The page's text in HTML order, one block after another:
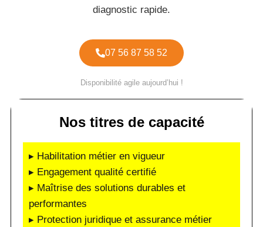
diagnostic rapide.
07 56 87 58 52
Disponibilité agile aujourd’hui !
Nos titres de capacité
▸ Habilitation métier en vigueur
▸ Engagement qualité certifié
▸ Maîtrise des solutions durables et
performantes
▸ Protection juridique et assurance métier